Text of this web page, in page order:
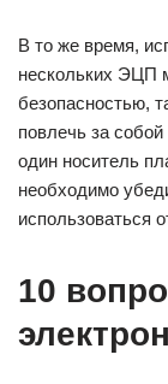
В то же время,
нескольких ЭЦП
безопасностью,
повлечь за
один носитель
необходимо
использоваться
10